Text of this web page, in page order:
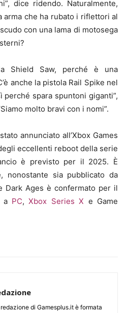
dice ridendo. Naturalmente,
arma che ha rubato i riflettori al
con una lama di motosega
Shield Saw, perché è una
anche la pistola Rail Spike nel
perché spara spuntoni giganti”,
molto bravi con i nomi”.
annunciato all’Xbox Games
eccellenti reboot della serie
è previsto per il 2025. È
nonostante sia pubblicato da
Dark Ages è confermato per il
a PC,Xbox Series X e Game
di Gamesplus.it è formata